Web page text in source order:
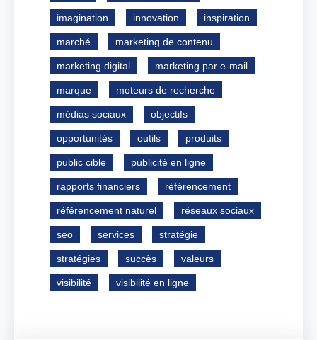
imagination innovation inspiration
marché marketing de contenu
marketing digital marketing par e-mail
marque moteurs de recherche
médias sociaux objectifs
opportunités outils produits
public cible publicité en ligne
rapports financiers référencement
référencement naturel réseaux sociaux
seo services stratégie
stratégies succès valeurs
visibilité visibilité en ligne